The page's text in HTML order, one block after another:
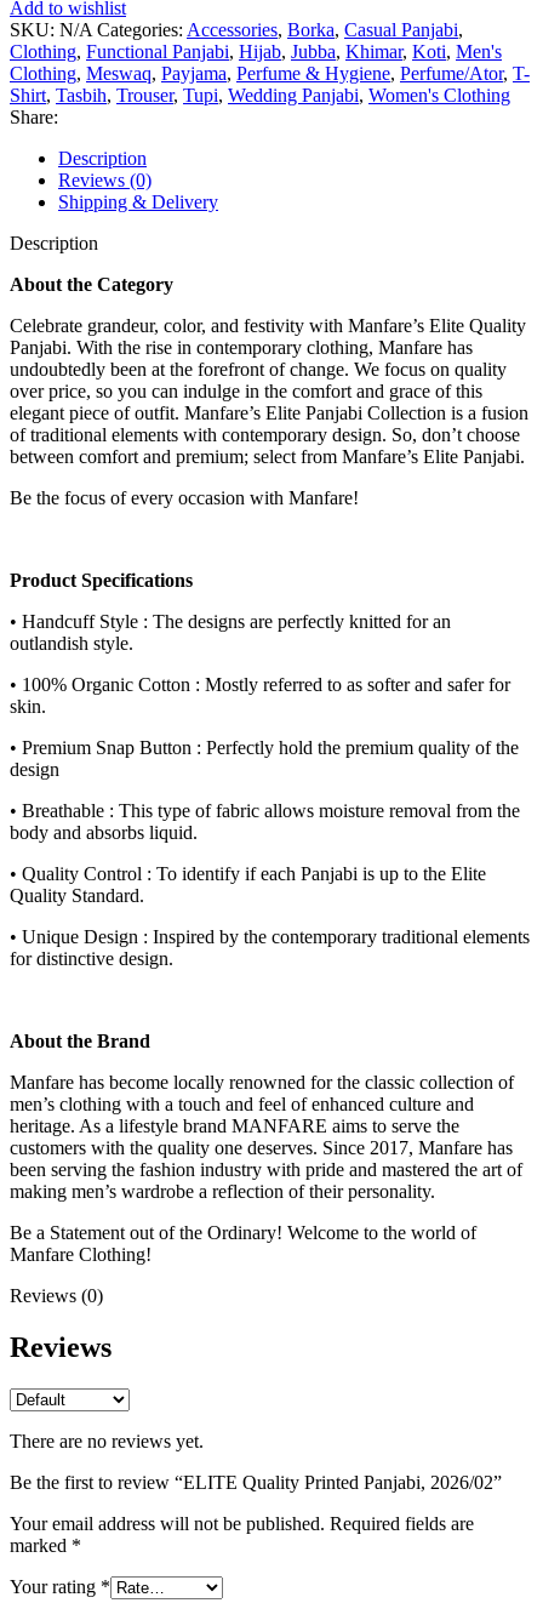
Add to wishlist
SKU: N/A Categories: Accessories, Borka, Casual Panjabi,
Clothing, Functional Panjabi, Hijab, Jubba, Khimar, Koti, Men's
Clothing, Meswaq, Payjama, Perfume & Hygiene, Perfume/Ator, T-
Shirt, Tasbih, Trouser, Tupi, Wedding Panjabi, Women's Clothing
Share:
Description
Reviews (0)
Shipping & Delivery
Description
About the Category
Celebrate grandeur, color, and festivity with Manfare’s Elite Quality
Panjabi. With the rise in contemporary clothing, Manfare has
undoubtedly been at the forefront of change. We focus on quality
over price, so you can indulge in the comfort and grace of this
elegant piece of outfit. Manfare’s Elite Panjabi Collection is a fusion
of traditional elements with contemporary design. So, don’t choose
between comfort and premium; select from Manfare’s Elite Panjabi.
Be the focus of every occasion with Manfare!
Product Specifications
• Handcuff Style : The designs are perfectly knitted for an
outlandish style.
• 100% Organic Cotton : Mostly referred to as softer and safer for
skin.
• Premium Snap Button : Perfectly hold the premium quality of the
design
• Breathable : This type of fabric allows moisture removal from the
body and absorbs liquid.
• Quality Control : To identify if each Panjabi is up to the Elite
Quality Standard.
• Unique Design : Inspired by the contemporary traditional elements
for distinctive design.
About the Brand
Manfare has become locally renowned for the classic collection of
men’s clothing with a touch and feel of enhanced culture and
heritage. As a lifestyle brand MANFARE aims to serve the
customers with the quality one deserves. Since 2017, Manfare has
been serving the fashion industry with pride and mastered the art of
making men’s wardrobe a reflection of their personality.
Be a Statement out of the Ordinary! Welcome to the world of
Manfare Clothing!
Reviews (0)
Reviews
There are no reviews yet.
Be the first to review “ELITE Quality Printed Panjabi, 2026/02”
Your email address will not be published. Required fields are
marked *
Your rating *